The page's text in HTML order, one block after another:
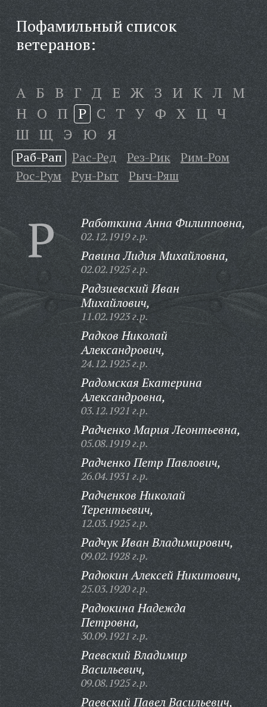
Пофамильный список
ветеранов:
А Б В Г Д Е Ж З И К Л М
Н О П Р С Т У Ф Х Ц Ч
Ш Щ Э Ю Я
Раб-Рап Рас-Ред Рез-Рик
Рим-Ром
Рос-Рум
Рун-Рыт Рыч-Ряш
Р Работкина Анна Филипповна,
02.12.1919 г.р.
Равина Лидия Михайловна,
02.02.1925 г.р.
Радзиевский Иван
Михайлович,
11.02.1923 г.р.
Радков Николай
Александрович,
24.12.1925 г.р.
Радомская Екатерина
Александровна,
03.12.1921 г.р.
Радченко Мария Леонтьевна,
05.08.1919 г.р.
Радченко Петр Павлович,
26.04.1931 г.р.
Радченков Николай
Терентьевич,
12.03.1925 г.р.
Радчук Иван Владимирович,
09.02.1928 г.р.
Радюкин Алексей Никитович,
25.03.1920 г.р.
Радюкина Надежда
Петровна,
30.09.1921 г.р.
Раевский Владимир
Васильевич,
09.08.1925 г.р.
Раевский Павел Васильевич,